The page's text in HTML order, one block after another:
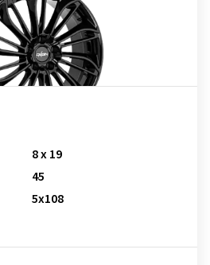
8 x 19
45
5x108